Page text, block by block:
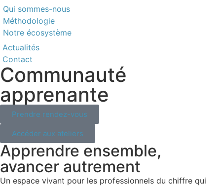
Qui sommes-nous
Méthodologie
Notre écosystème
Actualités
Contact
Communauté
apprenante
Prendre rendez-vous
Accéder aux ateliers
Apprendre ensemble,
avancer autrement
Un espace vivant pour les professionnels du chiffre qui